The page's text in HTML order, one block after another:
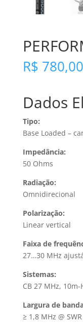
R$ 780,00
Dados
Tipo:
Base Loaded –
Impedância:
50 Ohms
Radiação:
Omnidirecional
Polarização:
Linear vertical
Faixa de
27…30 MHz
Sistemas:
CB 27 MHz, 10m-
Largura de
≥ 1,8 MHz @